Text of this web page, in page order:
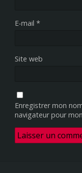
E-mail *
Site web
Enregistrer mon
navigateur pour